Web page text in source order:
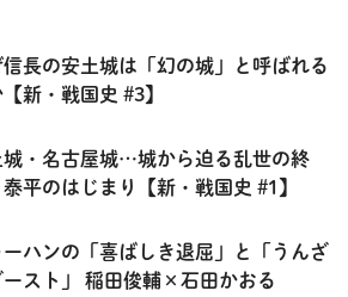
信長の安土城は「幻の城」と呼ばれる
新・戦国史 #3】
城・名古屋城…城から迫る乱世の終
平のはじまり【新・戦国史 #1】
ーハンの「喜ばしき退屈」と「うんざ
ースト」 稲田俊輔×石田かおる